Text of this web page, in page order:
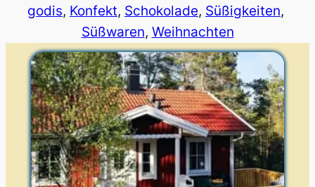
godis, Konfekt, Schokolade, Süßigkeiten
Süßwaren, Weihnachten